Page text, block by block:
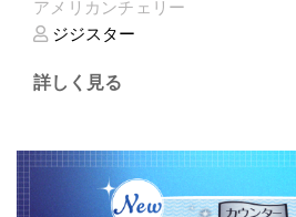
アメリカンチェリー
ジジスター
詳しく見る